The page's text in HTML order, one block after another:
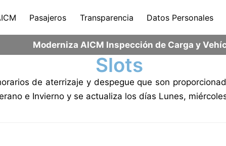
Pasajeros Transparencia Datos Personales
Moderniza AICM Inspección de Carga y
Slots
de aterrizaje y despegue que son
e Invierno y se actualiza los días Lunes,